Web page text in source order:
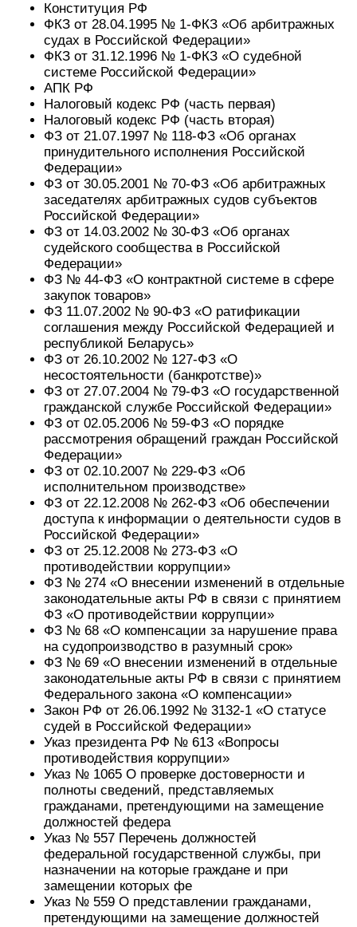
Конституция РФ
ФКЗ от 28.04.1995 № 1-ФКЗ «Об арбитражных
судах в Российской Федерации»
ФКЗ от 31.12.1996 № 1-ФКЗ «О судебной
системе Российской Федерации»
АПК РФ
Налоговый кодекс РФ (часть первая)
Налоговый кодекс РФ (часть вторая)
ФЗ от 21.07.1997 № 118-ФЗ «Об органах
принудительного исполнения Российской
Федерации»
ФЗ от 30.05.2001 № 70-ФЗ «Об арбитражных
заседателях арбитражных судов субъектов
Российской Федерации»
ФЗ от 14.03.2002 № 30-ФЗ «Об органах
судейского сообщества в Российской
Федерации»
ФЗ № 44-ФЗ «О контрактной системе в сфере
закупок товаров»
ФЗ 11.07.2002 № 90-ФЗ «О ратификации
соглашения между Российской Федерацией и
республикой Беларусь»
ФЗ от 26.10.2002 № 127-ФЗ «О
несостоятельности (банкротстве)»
ФЗ от 27.07.2004 № 79-ФЗ «О государственной
гражданской службе Российской Федерации»
ФЗ от 02.05.2006 № 59-ФЗ «О порядке
рассмотрения обращений граждан Российской
Федерации»
ФЗ от 02.10.2007 № 229-ФЗ «Об
исполнительном производстве»
ФЗ от 22.12.2008 № 262-ФЗ «Об обеспечении
доступа к информации о деятельности судов в
Российской Федерации»
ФЗ от 25.12.2008 № 273-ФЗ «О
противодействии коррупции»
ФЗ № 274 «О внесении изменений в отдельные
законодательные акты РФ в связи с принятием
ФЗ «О противодействии коррупции»
ФЗ № 68 «О компенсации за нарушение права
на судопроизводство в разумный срок»
ФЗ № 69 «О внесении изменений в отдельные
законодательные акты РФ в связи с принятием
Федерального закона «О компенсации»
Закон РФ от 26.06.1992 № 3132-1 «О статусе
судей в Российской Федерации»
Указ президента РФ № 613 «Вопросы
противодействия коррупции»
Указ № 1065 О проверке достоверности и
полноты сведений, представляемых
гражданами, претендующими на замещение
должностей федера
Указ № 557 Перечень должностей
федеральной государственной службы, при
назначении на которые граждане и при
замещении которых фе
Указ № 559 О представлении гражданами,
претендующими на замещение должностей